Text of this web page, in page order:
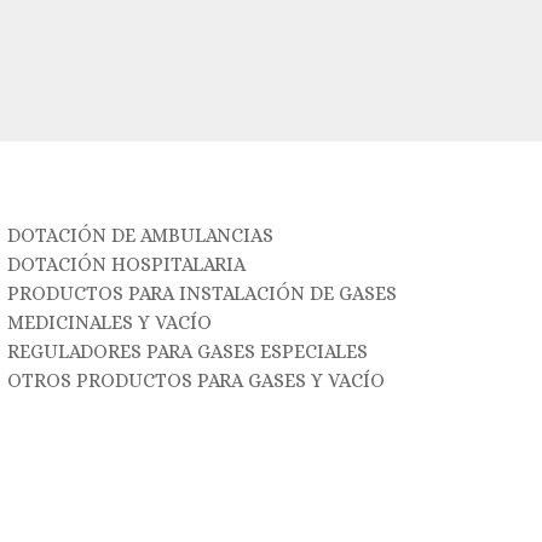
DOTACIÓN DE AMBULANCIAS
DOTACIÓN HOSPITALARIA
PRODUCTOS PARA INSTALACIÓN DE GASES
MEDICINALES Y VACÍO
REGULADORES PARA GASES ESPECIALES
OTROS PRODUCTOS PARA GASES Y VACÍO